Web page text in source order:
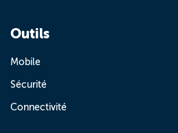
Outils
Mobile
Sécurité
Connectivité